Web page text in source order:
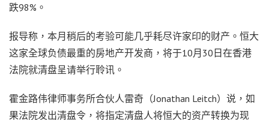
跌98%。
报导称，本月稍后的考验可能几乎耗尽许家印的财产。恒大
这家全球负债最重的房地产开发商，将于10月30日在香港
法院就清盘呈请举行聆讯。
霍金路伟律师事务所合伙人雷奇（Jonathan Leitch）说，如
果法院发出清盘令，将指定清盘人将恒大的资产转换为现